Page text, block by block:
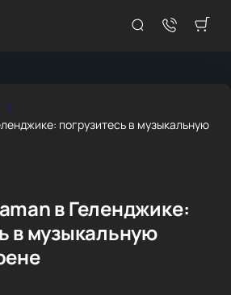
погрузитесь в музыкальную
в Геленджике:
в музыкальную